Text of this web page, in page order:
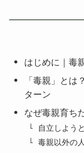
はじめに｜毒
「毒親」とは
ターン
なぜ毒親育ち
自立しよう
毒親以外の